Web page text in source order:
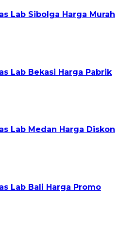
Lab Sibolga Harga Murah
Lab Bekasi Harga Pabrik
Lab Medan Harga Diskon
Lab Bali Harga Promo